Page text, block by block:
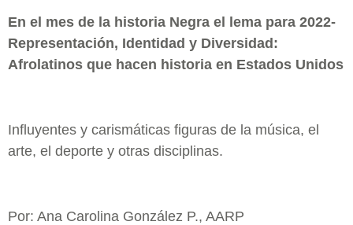
En el mes de la historia Negra el lema para 2022-
Representación, Identidad y Diversidad:
Afrolatinos que hacen historia en Estados Unidos
Influyentes y carismáticas figuras de la música, el
arte, el deporte y otras disciplinas.
Por: Ana Carolina González P., AARP